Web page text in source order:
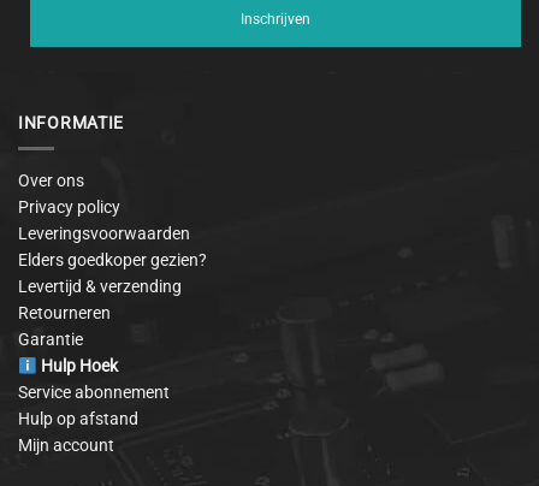
Inschrijven
INFORMATIE
Over ons
Privacy policy
Leveringsvoorwaarden
Elders goedkoper gezien?
Levertijd & verzending
Retourneren
Garantie
Hulp Hoek
Service abonnement
Hulp op afstand
Mijn account